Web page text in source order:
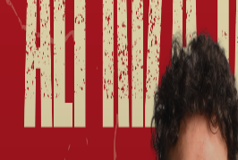
Barış Balkır Asgari Cüret
13 Ağu, Prş | 560₺
Le Lion Tuzla Port
Yusuf Bilal Altıntaş Entel
Gösterisi